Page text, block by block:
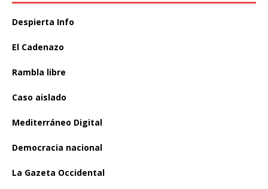
Despierta Info
El Cadenazo
Rambla libre
Caso aislado
Mediterráneo Digital
Democracia nacional
La Gazeta Occidental